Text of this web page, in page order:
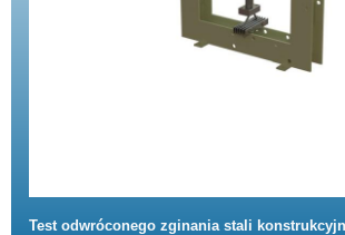
Test odwróconego zginania stali